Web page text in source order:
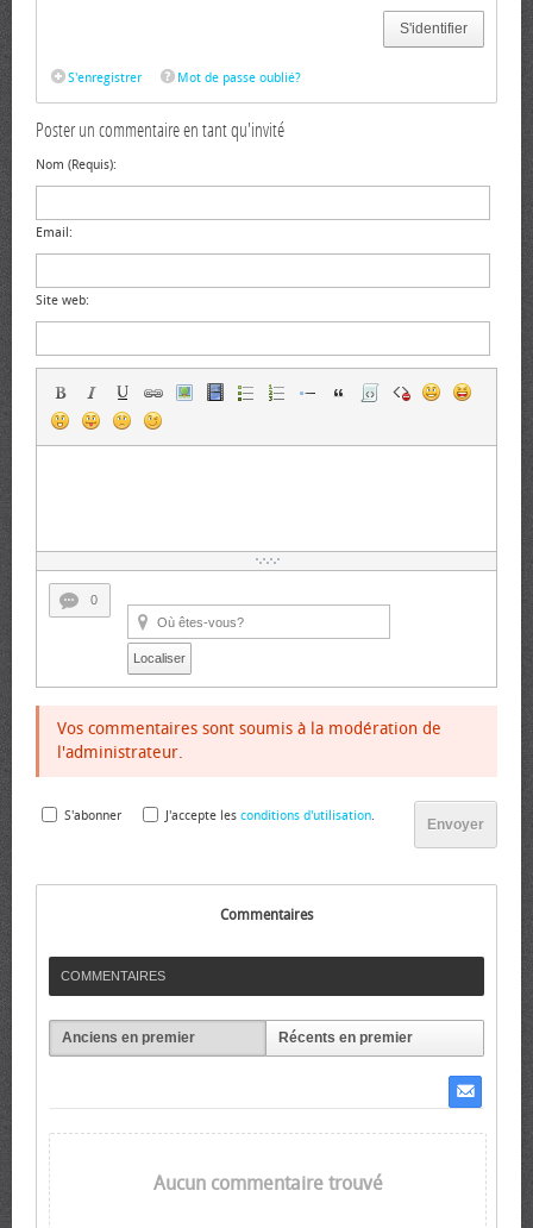
S'identifier
S'enregistrer Mot de passe oublié?
Poster un commentaire en tant qu'invité
Nom (Requis):
Email:
Site web:
0
Localiser
Vos commentaires sont soumis à la modération de
l'administrateur.
Envoyer
S'abonner J'accepte les conditions d'utilisation.
Commentaires
COMMENTAIRES
Anciens en premier Récents en premier
Aucun commentaire trouvé